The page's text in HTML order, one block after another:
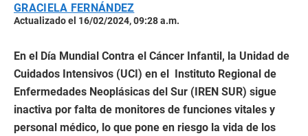
GRACIELA FERNÁNDEZ
Actualizado el 16/02/2024, 09:28 a.m.
En el Día Mundial Contra el Cáncer Infantil, la Unidad de
Cuidados Intensivos (UCI) en el Instituto Regional de
Enfermedades Neoplásicas del Sur (IREN SUR) sigue
inactiva por falta de monitores de funciones vitales y
personal médico, lo que pone en riesgo la vida de los